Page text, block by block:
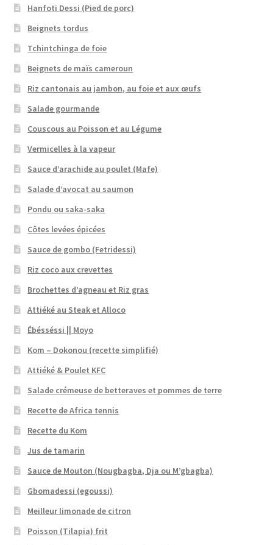
Hanfoti Dessi (Pied de porc)
Beignets tordus
Tchintchinga de foie
Beignets de maïs cameroun
Riz cantonais au jambon, au foie et aux œufs
Salade gourmande
Couscous au Poisson et au Légume
Vermicelles à la vapeur
Sauce d’arachide au poulet (Mafe)
Salade d’avocat au saumon
Pondu ou saka-saka
Côtes levées épicées
Sauce de gombo (Fetridessi)
Riz coco aux crevettes
Brochettes d’agneau et Riz gras
Attiéké au Steak et Alloco
Ébésséssi || Moyo
Kom – Dokonou (recette simplifié)
Attiéké & Poulet KFC
Salade crémeuse de betteraves et pommes de terre
Recette de Africa tennis
Recette du Kom
Jus de tamarin
Sauce de Mouton (Nougbagba, Dja ou M’gbagba)
Gbomadessi (egoussi)
Meilleur limonade de citron
Poisson (Tilapia) frit